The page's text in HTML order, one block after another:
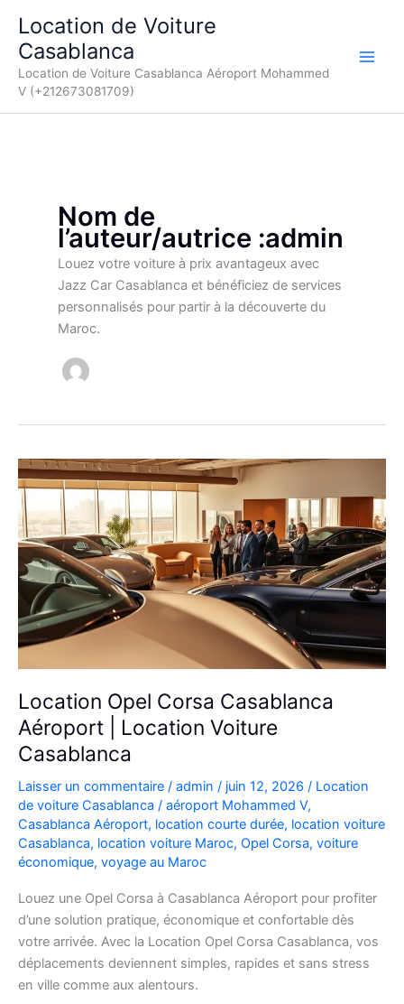
contenu
Location de Voiture
Casablanca
Location de Voiture Casablanca Aéroport Mohammed
V (+212673081709)
Nom de
l’auteur/autrice :admin
Louez votre voiture à prix avantageux avec
Jazz Car Casablanca et bénéficiez de services
personnalisés pour partir à la découverte du
Maroc.
Location Opel Corsa Casablanca
Aéroport | Location Voiture
Casablanca
Laisser un commentaire / admin / juin 12, 2026 / Location
de voiture Casablanca / aéroport Mohammed V,
Casablanca Aéroport, location courte durée, location voiture
Casablanca, location voiture Maroc, Opel Corsa, voiture
économique, voyage au Maroc
Louez une Opel Corsa à Casablanca Aéroport pour profiter
d’une solution pratique, économique et confortable dès
votre arrivée. Avec la Location Opel Corsa Casablanca, vos
déplacements deviennent simples, rapides et sans stress
en ville comme aux alentours.